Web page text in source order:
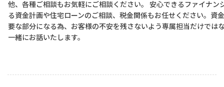
他、各種ご相談もお気軽にご相談ください。 安心できるファイナン
る資金計画や住宅ローンのご相談、税金関係もお任せください。資
要な部分になる為、お客様の不安を残さないよう専属担当だけでは
一緒にお話いたします。